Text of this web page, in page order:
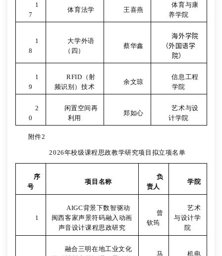
1
7
体育法学 王喜燕
体育与康
养学院
1
8
大学外语
（四）
蔡华鑫
海外学院
（外国语学
院）
1
9
RFID （射
频识别）技术
余文琼
信息工程
学院
2
0
闲置空间再
利用
郑如心
艺术与设
计学院
附件2
2026年校级课程思政教学研究项目拟立项名单
序
号
项目名称
负
责人
学院
1
AIGC背景下数智驱动
闽西客家声景符码融入动画
声音设计课程思政研究
曾
钦筠
艺术
与设计学
院
融合三明在地工业文化
马 机电